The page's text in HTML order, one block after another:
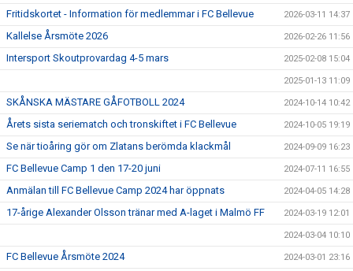
Fritidskortet - Information för medlemmar i FC Bellevue 2026-03-11 14:37
Kallelse Årsmöte 2026 2026-02-26 11:56
Intersport Skoutprovardag 4-5 mars 2025-02-08 15:04
2025-01-13 11:09
SKÅNSKA MÄSTARE GÅFOTBOLL 2024 2024-10-14 10:42
Årets sista seriematch och tronskiftet i FC Bellevue 2024-10-05 19:19
Se när tioåring gör om Zlatans berömda klackmål 2024-09-09 16:23
FC Bellevue Camp 1 den 17-20 juni 2024-07-11 16:55
Anmälan till FC Bellevue Camp 2024 har öppnats 2024-04-05 14:28
17-årige Alexander Olsson tränar med A-laget i Malmö FF 2024-03-19 12:01
2024-03-04 10:10
FC Bellevue Årsmöte 2024 2024-03-01 23:16